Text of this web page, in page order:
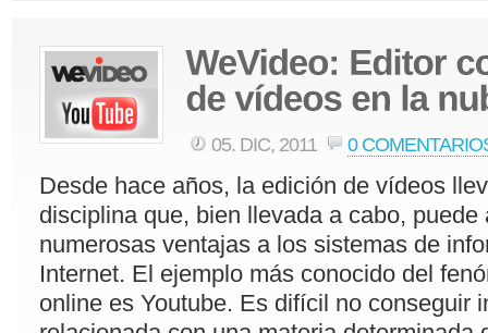
05. DIC, 2011 0
Desde hace años, la edición de vídeos
disciplina que, bien llevada a cabo, puede
numerosas ventajas a los sistemas de
Internet. El ejemplo más conocido del
online es Youtube. Es difícil no conseguir